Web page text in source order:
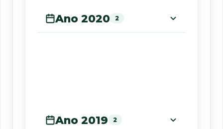
Ano 2020 2
Ano 2019 2